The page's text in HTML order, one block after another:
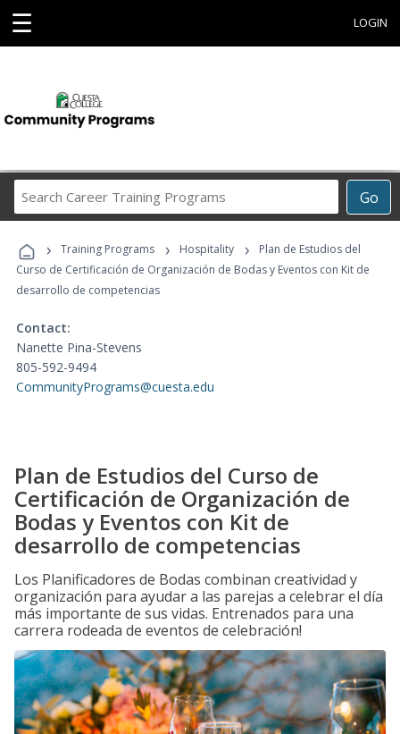
☰ LOGIN
Go
Career
Programs
› Training Programs › Hospitality ›
Plan de Estudios del
Curso de Certificación de Organización de Bodas y Eventos con Kit de
desarrollo de competencias
Contact:
Nanette Pina-Stevens
805-592-9494
CommunityPrograms@cuesta.edu
Plan de Estudios del Curso de
Certificación de Organización de
Bodas y Eventos con Kit de
desarrollo de competencias
Los Planificadores de Bodas combinan creatividad y
organización para ayudar a las parejas a celebrar el día
más importante de sus vidas. Entrenados para una
carrera rodeada de eventos de celebración!